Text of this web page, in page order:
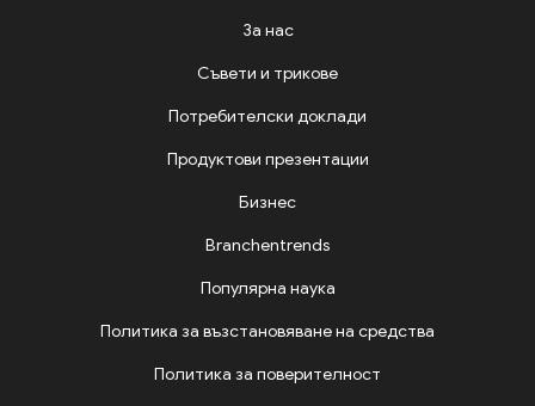
За нас
Съвети и трикове
Потребителски доклади
Продуктови презентации
Бизнес
Branchentrends
Популярна наука
Политика за възстановяване на средства
Политика за поверителност